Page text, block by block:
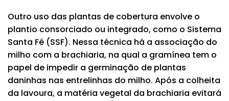
Outro uso das plantas de cobertura envolve o
plantio consorciado ou integrado, como o Sistema
Santa Fé (SSF). Nessa técnica há a associação do
milho com a brachiaria, na qual a gramínea tem o
papel de impedir a germinação de plantas
daninhas nas entrelinhas do milho. Após a colheita
da lavoura, a matéria vegetal da brachiaria evitará